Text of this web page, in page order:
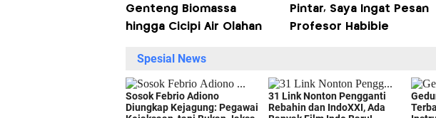
Genteng Biomassa
hingga Cicipi Air Olahan
Pintar, Saya Ingat Pesan
Profesor Habibie